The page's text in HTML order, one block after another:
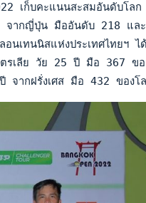
เก็บคะแนนสะสมอันดับโ
ากญี่ปุ่น มืออันดับ 218 แ
นเทนนิสแห่งประเทศไทย
เลีย วัย 25 ปี มือ 367
จากฝรั่งเศส มือ 432 ข